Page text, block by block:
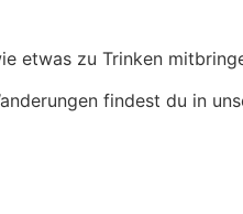
etwas zu Trinken
findest du in